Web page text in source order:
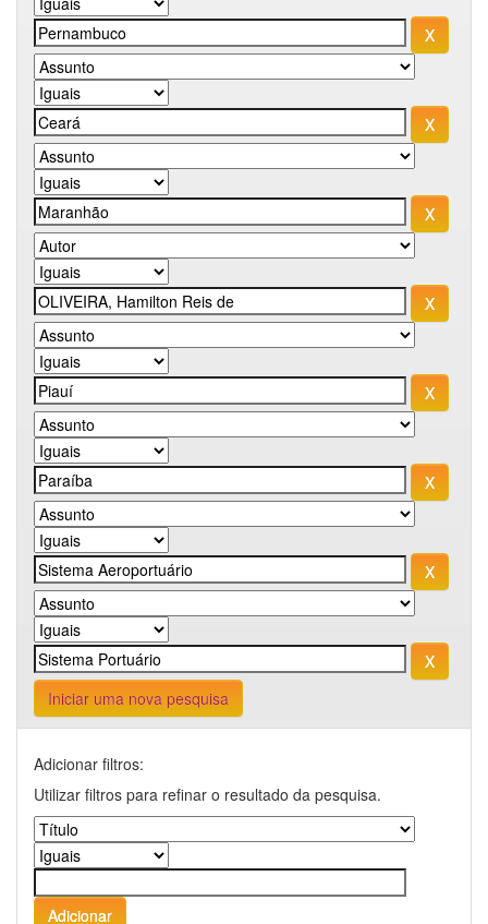
Iniciar uma nova pesquisa
Adicionar filtros:
Utilizar filtros para refinar o resultado da pesquisa.